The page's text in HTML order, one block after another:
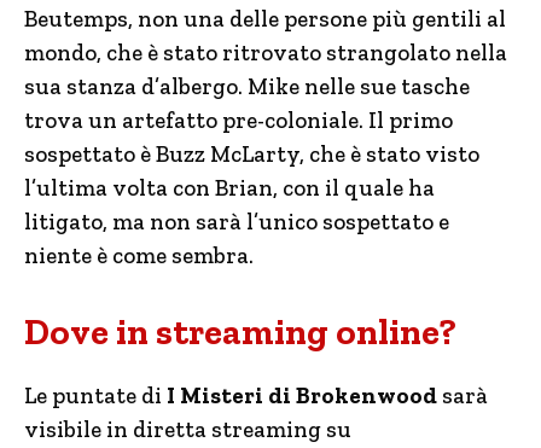
Beutemps, non una delle persone più gentili al
mondo, che è stato ritrovato strangolato nella
sua stanza d’albergo. Mike nelle sue tasche
trova un artefatto pre-coloniale. Il primo
sospettato è Buzz McLarty, che è stato visto
l’ultima volta con Brian, con il quale ha
litigato, ma non sarà l’unico sospettato e
niente è come sembra.
Dove in streaming online?
Le puntate di I Misteri di Brokenwood sarà
visibile in diretta streaming su